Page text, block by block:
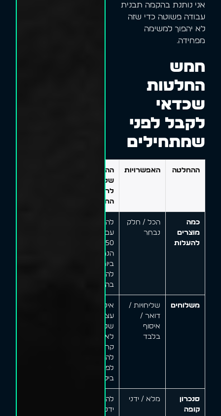
אני נותנת בהקמה תבנית
עבודה פשוטה כדי שזה
לא יהפוך למשימה
מפחידה.
חמש
החלטות
שכדאי
לקבל לפני
שמתחילים
ההחלטה האפשרויות
ההמלצה
שלי
לרוב
החנויות
כמה
מוצרים
להעלות
הכל / חלק
נבחר
להתחיל
50
הנמכרים
ביותר,
להרחיב
בהדרגה
משלוחים
שליחויות /
דואר /
איסוף
בלבד
איסוף
עצמי +
שליחויות
לאזור
קרוב,
להרחיב
לפי
ביקוש
סנכרון
קופה
מלא / ידני
להתחיל
ידני;